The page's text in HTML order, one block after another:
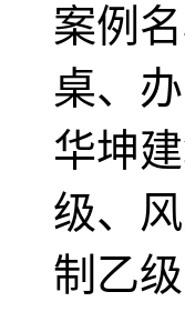
案例
桌、
华坤
级、
制乙